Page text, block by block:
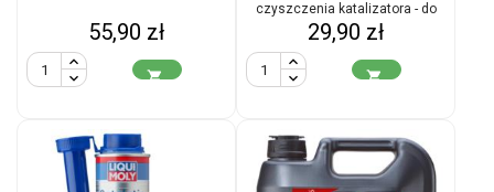
Cena
55,90 zł

czyszczenia katalizatora - do
układu dolotowego
Cena
29,90 zł
